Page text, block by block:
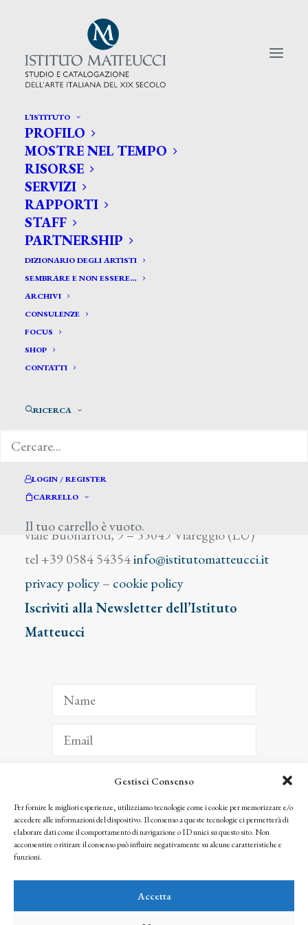
Gestisci Consenso
Per fornire le migliori esperienze, utilizziamo tecnologie come i cookie per memorizzare e/o
accedere alle informazioni del dispositivo. Il consenso a queste tecnologie ci permetterà di
elaborare dati come il comportamento di navigazione o ID unici su questo sito. Non
acconsentire o ritirare il consenso può influire negativamente su alcune caratteristiche e
funzioni.
Accetta
L’ISTITUTO
PROFILO
MOSTRE NEL TEMPO
RISORSE
SERVIZI
RAPPORTI
STAFF
PARTNERSHIP
DIZIONARIO DEGLI ARTISTI
SEMBRARE E NON ESSERE…
ARCHIVI
CONSULENZE
FOCUS
SHOP
CONTATTI
RICERCA
LOGIN / REGISTER
CARRELLO
Il tuo carrello è vuoto.
CERCA TRA GLI ARTISTI:
Search
for:
Lepie
viale Buonarroti, 9 – 55049 Viareggio (LU)
tel +39 0584 54354info@istitutomatteucci.it
privacy policy– cookie policy
Iscriviti alla Newsletter dell’Istituto
Matteucci
ISCRIVITI
Facendo clic per iscriverti, riconosci che le tue informazioni saranno trattate
seguendo la nostra Privacy Policy
© 2025 Istituto Matteucci. All right reserved
l’autorizzazione scritta dei proprietari dei diritti e dell’Istituto Matteucci